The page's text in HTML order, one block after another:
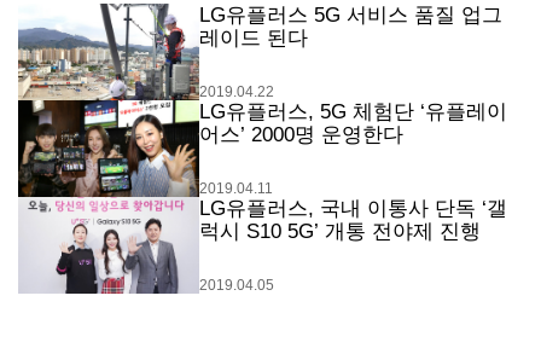
LG유플러스 5G 서비스 품질 업그
레이드 된다
2019.04.22
LG유플러스, 5G 체험단 ‘유플레이
어스’ 2000명 운영한다
2019.04.11
LG유플러스, 국내 이통사 단독 ‘갤
럭시 S10 5G’ 개통 전야제 진행
2019.04.05